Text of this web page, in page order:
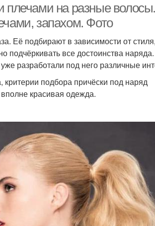
плечами на разные
запахом. Фото
Её подбирают в зависимости от
все достоинства
разработали под него различные
подбора причёски под наряд
красивая одежда.